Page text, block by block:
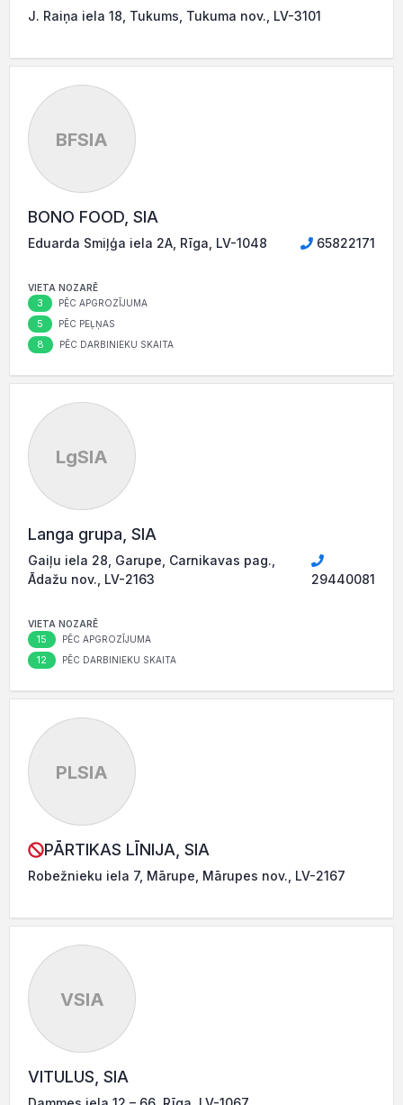
J. Raiņa iela 18, Tukums, Tukuma nov., LV-3101
BFSIA
BONO FOOD, SIA
Eduarda Smiļģa iela 2A, Rīga, LV-1048 65822171
VIETA NOZARĒ
3 PĒC APGROZĪJUMA
5 PĒC PEĻŅAS
8 PĒC DARBINIEKU SKAITA
LgSIA
Langa grupa, SIA
Gaiļu iela 28, Garupe, Carnikavas pag.,
Ādažu nov., LV-2163
29440081
VIETA NOZARĒ
15 PĒC APGROZĪJUMA
12 PĒC DARBINIEKU SKAITA
PLSIA
PĀRTIKAS LĪNIJA, SIA
Robežnieku iela 7, Mārupe, Mārupes nov., LV-2167
VSIA
VITULUS, SIA